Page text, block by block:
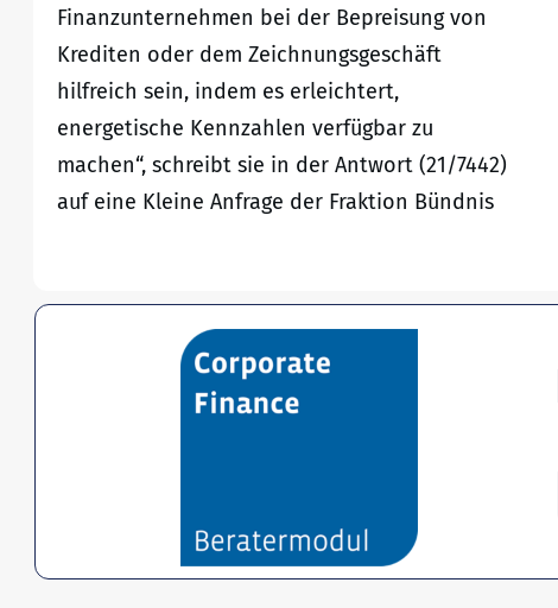
Finanzunternehmen bei der Bepreisung von
Krediten oder dem Zeichnungsgeschäft
hilfreich sein, indem es erleichtert,
energetische Kennzahlen verfügbar zu
machen“, schreibt sie in der Antwort (21/7442)
auf eine Kleine Anfrage der Fraktion Bündnis